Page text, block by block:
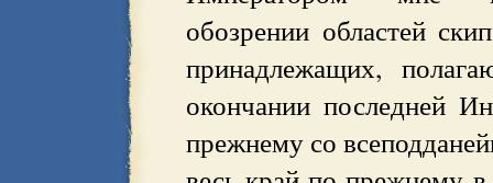
обозрении областей
принадлежащих,
окончании последней
прежнему со